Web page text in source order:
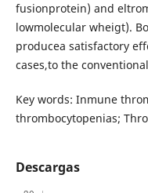
fusionprotein) and
lowmolecular wheigt).
producea satisfactory
cases,to the
Key words: Inmune
thrombocytopenias;
Descargas